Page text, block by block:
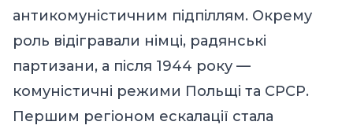
антикомуністичним підпіллям. Окрему
роль відігравали німці, радянські
партизани, а після 1944 року —
комуністичні режими Польщі та СРСР.
Першим регіоном ескалації стала